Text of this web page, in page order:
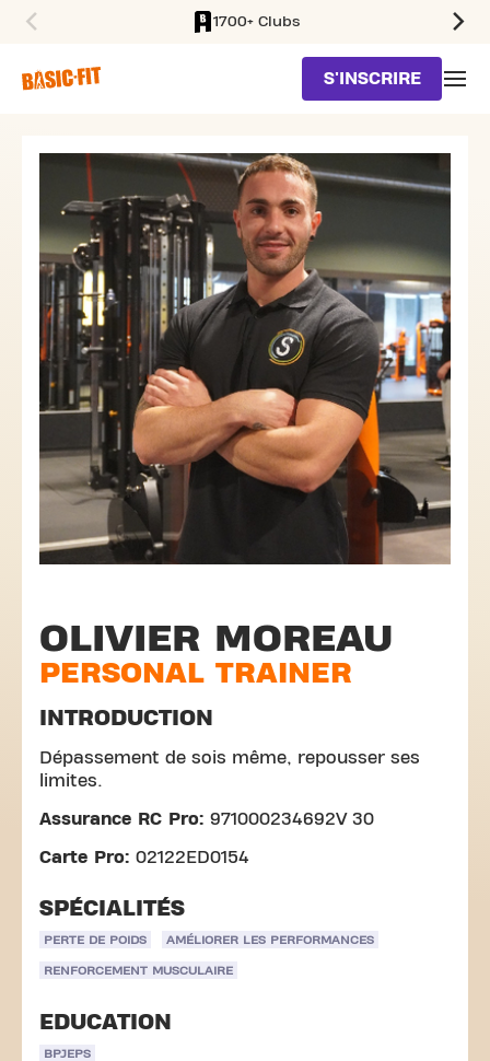
1700+ Clubs
S'INSCRIRE
OLIVIER MOREAU
PERSONAL TRAINER
INTRODUCTION
Dépassement de sois même, repousser ses
limites.
Assurance RC Pro: 971000234692V 30
Carte Pro: 02122ED0154
SPÉCIALITÉS
PERTE DE POIDS AMÉLIORER LES PERFORMANCES
RENFORCEMENT MUSCULAIRE
EDUCATION
BPJEPS